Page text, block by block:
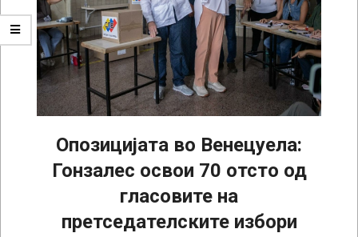
Опозицијата во Венецуела:
Гонзалес освои 70 отсто од
гласовите на
претседателските избори